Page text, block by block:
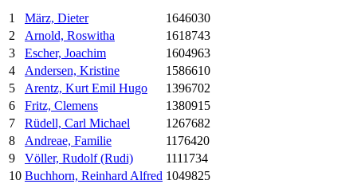
1 März, Dieter
1646030
2
Arnold, Roswitha
1618743
3
Escher, Joachim
1604963
4
Andersen, Kristine
1586610
5
Arentz, KurtEmil Hugo
1396702
6
Fritz, Clemens
1380915
7
Rüdell, Carl Michael
1267682
8
Andreae, Familie
1176420
9
Völler, Rudolf (Rudi)
1111734
10 Buchhorn, Reinhard Alfred 1049825